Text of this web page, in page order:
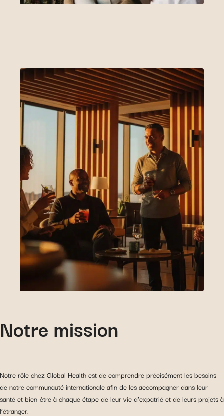
Notre mission
Notre rôle chez Global Health est de comprendre précisément les besoins
de notre communauté internationale afin de les accompagner dans leur
santé et bien-être à chaque étape de leur vie d’expatrié et de leurs projets à
l’étranger.